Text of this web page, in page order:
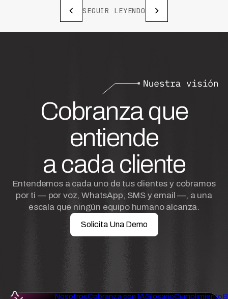
SEGUIR LEYENDO
Cobranza que
entiende
a cada cliente
Entendemos a cada uno de tus clientes y cobramos
por ti — por voz, WhatsApp, SMS y email —, a una
escala que ningún equipo humano alcanza.
Solicita Una Demo
NosotrosCobranza con IAGlosarioCumplimiento